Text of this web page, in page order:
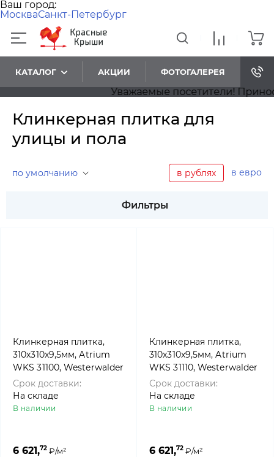
Ваш город:
МоскваСанкт-Петербург
КАТАЛОГ АКЦИИ ФОТОГАЛЕРЕЯ
Уважаемые посетители! Приносим
Клинкерная плитка для
улицы и пола
по умолчанию в рублях в евро
Фильтры
Клинкерная плитка,
310x310x9,5мм, Atrium
WKS 31100, Westerwalder
klinker
Срок доставки:
На складе
В наличии
6 621,72 ₽/м²
Клинкерная плитка,
310x310x9,5мм, Atrium
WKS 31110, Westerwalder
klinker
Срок доставки:
На складе
В наличии
6 621,72 ₽/м²